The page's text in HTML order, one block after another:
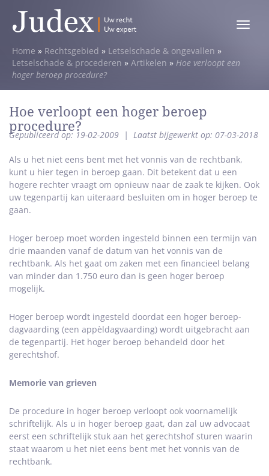
Toggle
Home » Rechtsgebied » Letselschade & ongevallen »
Letselschade & procederen » Artikelen » Hoe verloopt een
hoger beroep procedure?
Hoe verloopt een hoger beroep
procedure?
Gepubliceerd op: 19-02-2009 | Laatst bijgewerkt op: 07-03-2018
Als u het niet eens bent met het vonnis van de rechtbank,
kunt u hier tegen in beroep gaan. Dit betekent dat u een
hogere rechter vraagt om opnieuw naar de zaak te kijken. Ook
uw tegenpartij kan uiteraard besluiten om in hoger beroep te
gaan.
Hoger beroep moet worden ingesteld binnen een termijn van
drie maanden vanaf de datum van het vonnis van de
rechtbank. Als het gaat om zaken met een financieel belang
van minder dan 1.750 euro dan is geen hoger beroep
mogelijk.
Hoger beroep wordt ingesteld doordat een hoger beroep-
dagvaarding (een appèldagvaarding) wordt uitgebracht aan
de tegenpartij. Het hoger beroep behandeld door het
gerechtshof.
Memorie van grieven
De procedure in hoger beroep verloopt ook voornamelijk
schriftelijk. Als u in hoger beroep gaat, dan zal uw advocaat
eerst een schriftelijk stuk aan het gerechtshof sturen waarin
staat waarom u het niet eens bent met het vonnis van de
rechtbank.